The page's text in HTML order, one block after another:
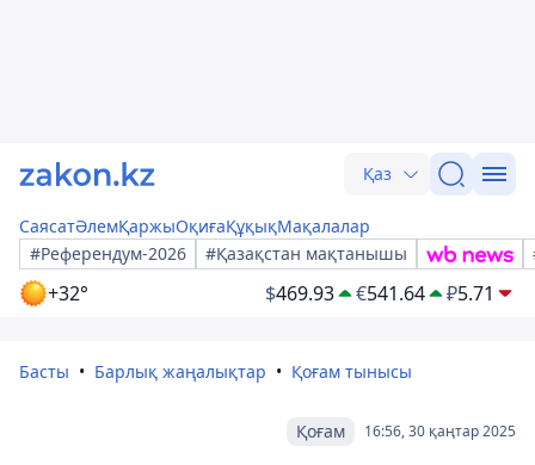
Қаз
СаясатӘлемҚаржыОқиғаҚұқықМақалалар
#Референдум-2026
#Қазақстан мақтанышы
+32° $469.93 €541.64 ₽5.71
Басты Барлық жаңалықтар Қоғам тынысы
16:56, 30 қаңтар 2025
Қоғам